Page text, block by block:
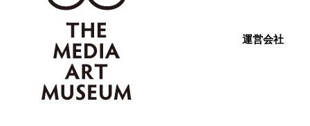
運営会社